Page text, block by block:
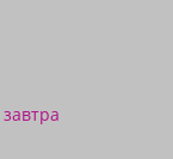
завтра